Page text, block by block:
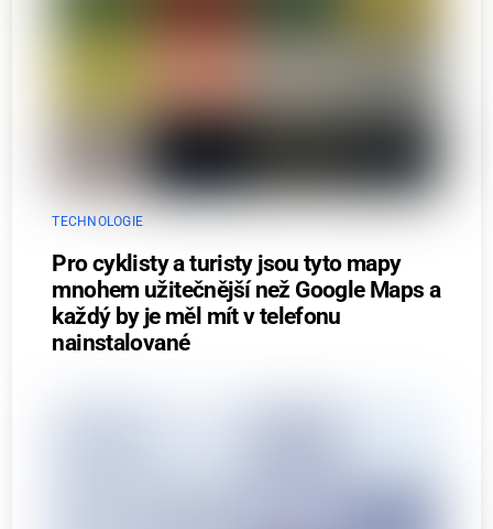
TECHNOLOGIE
Pro cyklisty a turisty jsou tyto mapy
mnohem užitečnější než Google Maps a
každý by je měl mít v telefonu
nainstalované